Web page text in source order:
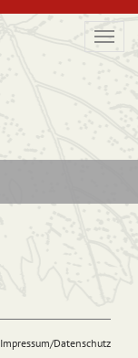
Impressum/Datenschutz